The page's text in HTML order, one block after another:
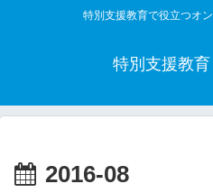
特別支援教育で役立つオ
特別支援教
2016-08